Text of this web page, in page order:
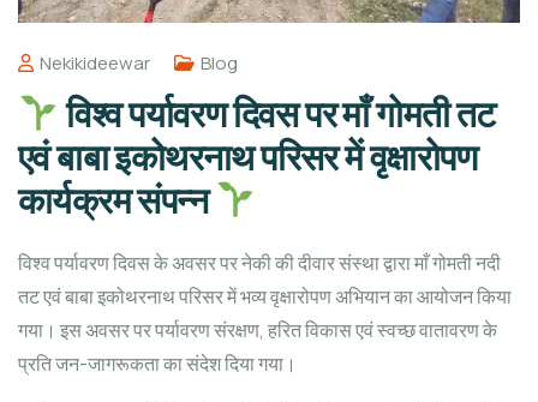
Nekikideewar Blog
विश्व पर्यावरण दिवस पर माँ गोमती तट
एवं बाबा इकोथरनाथ परिसर में वृक्षारोपण
कार्यक्रम संपन्न
विश्व पर्यावरण दिवस के अवसर पर नेकी की दीवार संस्था द्वारा माँ गोमती नदी
तट एवं बाबा इकोथरनाथ परिसर में भव्य वृक्षारोपण अभियान का आयोजन किया
गया। इस अवसर पर पर्यावरण संरक्षण, हरित विकास एवं स्वच्छ वातावरण के
प्रति जन-जागरूकता का संदेश दिया गया।